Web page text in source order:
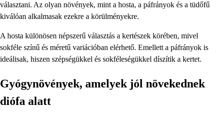
választani. Az olyan növények, mint a hosta, a páfrányok és a tüdőfű
kiválóan alkalmasak ezekre a körülményekre.
A hosta különösen népszerű választás a kertészek körében, mivel
sokféle színű és méretű variációban elérhető. Emellett a páfrányok is
ideálisak, hiszen szépségükkel és sokféleségükkel díszítik a kertet.
Gyógynövények, amelyek jól növekednek
diófa alatt